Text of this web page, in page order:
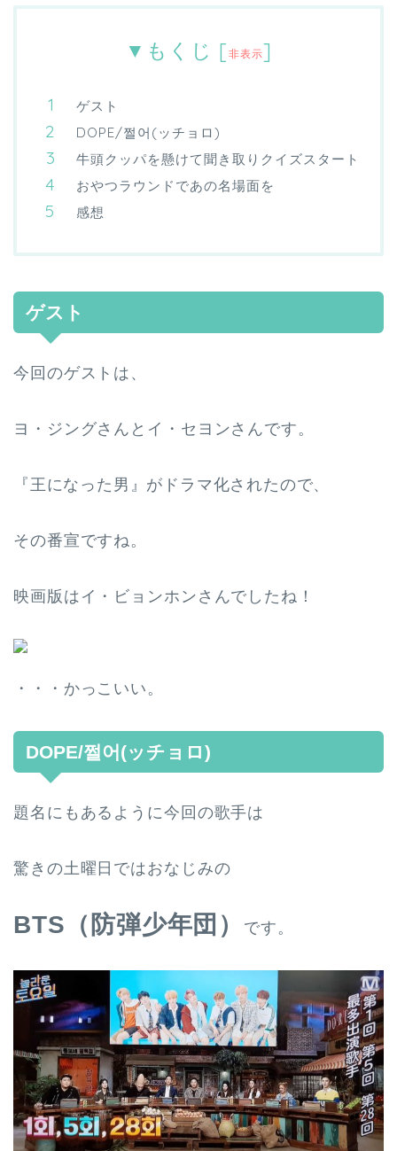
▼もくじ [ 非表示]
ゲスト
DOPE/쩔어(ッチョロ)
牛頭クッパを懸けて聞き取りクイズスタート
おやつラウンドであの名場面を
感想
ゲスト
今回のゲストは、
ヨ・ジングさんとイ・セヨンさんです。
『王になった男』がドラマ化されたので、
その番宣ですね。
映画版はイ・ビョンホンさんでしたね！
・・・かっこいい。
DOPE/쩔어(ッチョロ)
題名にもあるように今回の歌手は
驚きの土曜日ではおなじみの
BTS（防弾少年団） です。